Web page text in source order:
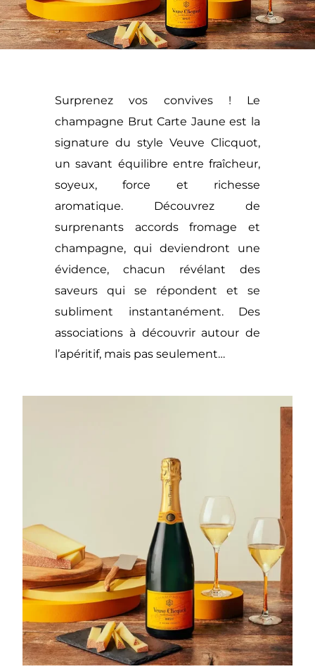
Surprenez vos convives ! Le
champagne Brut Carte Jaune est la
signature du style Veuve Clicquot,
un savant équilibre entre fraîcheur,
soyeux, force et richesse
aromatique. Découvrez de
surprenants accords fromage et
champagne, qui deviendront une
évidence, chacun révélant des
saveurs qui se répondent et se
subliment instantanément. Des
associations à découvrir autour de
l’apéritif, mais pas seulement…